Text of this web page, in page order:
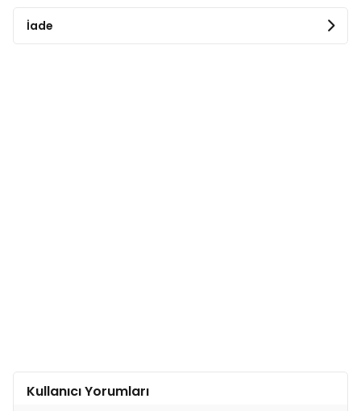
İade
Kullanıcı Yorumları